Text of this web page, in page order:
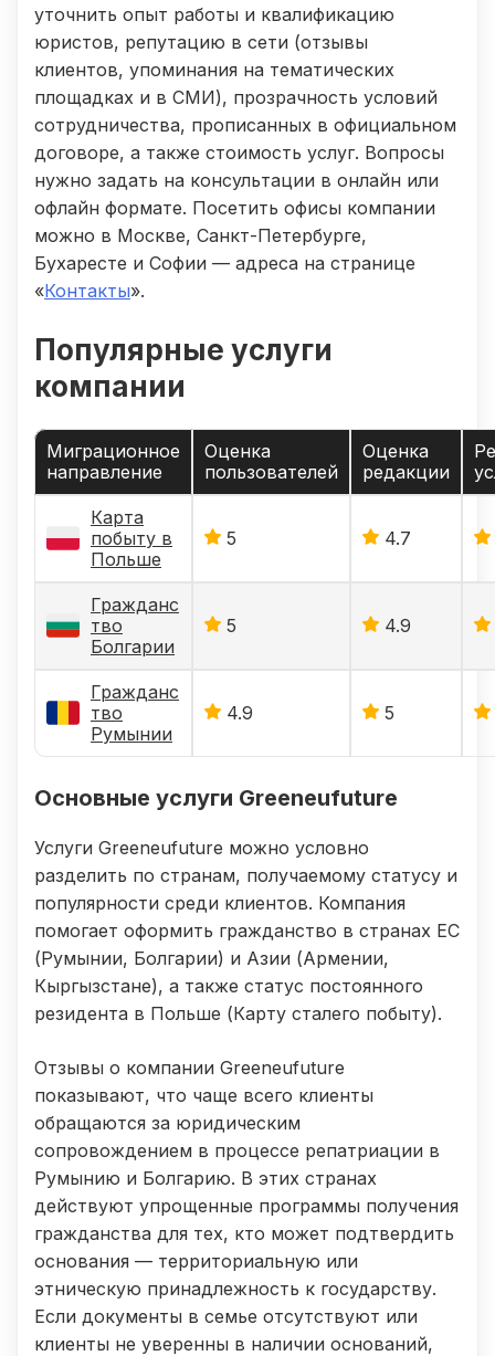
уточнить опыт работы и квалификацию
юристов, репутацию в сети (отзывы
клиентов, упоминания на тематических
площадках и в СМИ), прозрачность условий
сотрудничества, прописанных в официальном
договоре, а также стоимость услуг. Вопросы
нужно задать на консультации в онлайн или
офлайн формате. Посетить офисы компании
можно в Москве, Санкт-Петербурге,
Бухаресте и Софии — адреса на странице
«Контакты».
Популярные услуги
компании
Миграционное
направление
Оценка
пользователей
Оценка
редакции
Карта
побыту в
Польше
5 4.7
Гражданс
тво
Болгарии
5 4.9
Гражданс
тво
Румынии
4.9 5
Основные услуги Greeneufuture
Услуги Greeneufuture можно условно
разделить по странам, получаемому статусу и
популярности среди клиентов. Компания
помогает оформить гражданство в странах ЕС
(Румынии, Болгарии) и Азии (Армении,
Кыргызстане), а также статус постоянного
резидента в Польше (Карту сталего побыту).
Отзывы о компании Greeneufuture
показывают, что чаще всего клиенты
обращаются за юридическим
сопровождением в процессе репатриации в
Румынию и Болгарию. В этих странах
действуют упрощенные программы получения
гражданства для тех, кто может подтвердить
основания — территориальную или
этническую принадлежность к государству.
Если документы в семье отсутствуют или
клиенты не уверенны в наличии оснований,